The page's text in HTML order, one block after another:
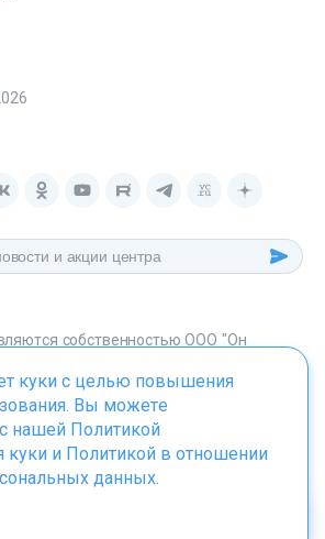
собственностью ООО "Он
в соответствии со статьей 1259 ГК. РФ.
НЕОБХОДИМО
СО СПЕЦИАЛИСТОМ
куки с целью повышения
Вы можете
нашей Политикой
куки и Политикой в отношении
данных.